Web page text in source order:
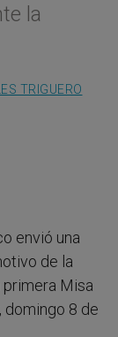
la
TRIGUERO
envió una
de la
Misa
domingo 8 de